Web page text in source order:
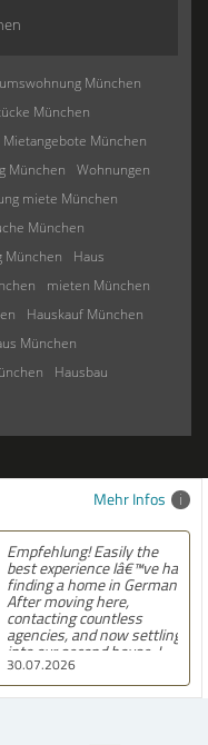
München
München
Mietangebote München
München
Wohnungen
miete München
München
München
Haus
mieten München
Hauskauf München
München
Hausbau
Mehr Infos
30.07.2026
Empfehlung! Easily the
best experience Iâ€™ve had
finding a home in Germany.
After moving here,
contacting countless
agencies, and now settling
into our second house, I
know firsthand how
and
the German